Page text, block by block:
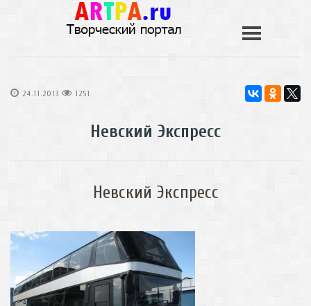
24.11.2013 1251
Невский Экспресс
Невский Экспресс